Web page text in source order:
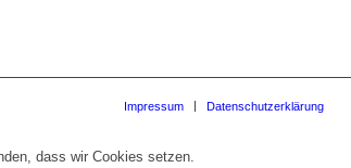
Impressum Datenschutzerklärung
dass wir Cookies setzen.